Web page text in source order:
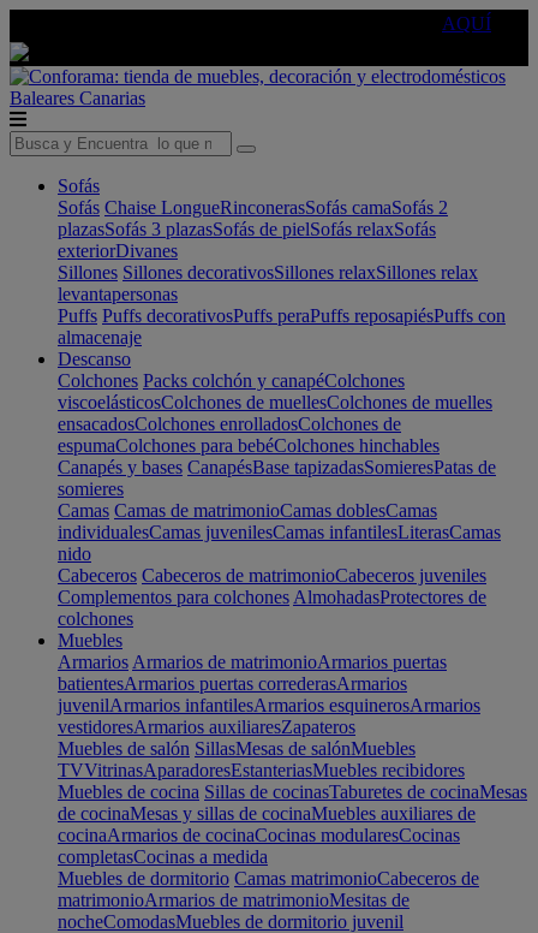
AQUÍ
Baleares Canarias
Sofás
Sofás Chaise LongueRinconerasSofás camaSofás 2
plazasSofás 3 plazasSofás de pielSofás relaxSofás
exteriorDivanes
Sillones Sillones decorativosSillones relaxSillones relax
levantapersonas
Puffs Puffs decorativosPuffs peraPuffs reposapiésPuffs con
almacenaje
Descanso
Colchones Packs colchón y canapéColchones
viscoelásticosColchones de muellesColchones de muelles
ensacadosColchones enrolladosColchones de
espumaColchones para bebéColchones hinchables
Canapés y bases CanapésBase tapizadasSomieresPatas de
somieres
Camas Camas de matrimonioCamas doblesCamas
individualesCamas juvenilesCamas infantilesLiterasCamas
nido
Cabeceros Cabeceros de matrimonioCabeceros juveniles
Complementos para colchones AlmohadasProtectores de
colchones
Muebles
Armarios Armarios de matrimonioArmarios puertas
batientesArmarios puertas correderasArmarios
juvenilArmarios infantilesArmarios esquinerosArmarios
vestidoresArmarios auxiliaresZapateros
Muebles de salón SillasMesas de salónMuebles
TVVitrinasAparadoresEstanteriasMuebles recibidores
Muebles de cocina Sillas de cocinasTaburetes de cocinaMesas
de cocinaMesas y sillas de cocinaMuebles auxiliares de
cocinaArmarios de cocinaCocinas modularesCocinas
completasCocinas a medida
Muebles de dormitorio Camas matrimonioCabeceros de
matrimonioArmarios de matrimonioMesitas de
nocheComodasMuebles de dormitorio juvenil